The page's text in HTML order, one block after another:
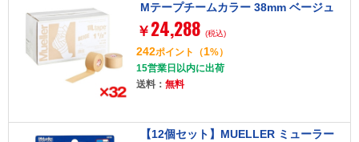
Mテープチームカラー 38mm ベージュ
130827
￥ 24,288 (税込)
242ポイント （1%）
15営業日以内に出荷
送料： 無料
【12個セット】MUELLER ミューラー